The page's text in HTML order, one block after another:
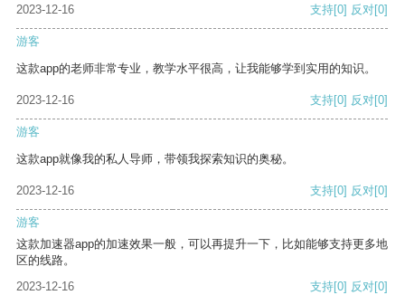
2023-12-16 支持[0] 反对[0]
游客
这款app的老师非常专业，教学水平很高，让我能够学到实用的知识。
2023-12-16 支持[0] 反对[0]
游客
这款app就像我的私人导师，带领我探索知识的奥秘。
2023-12-16 支持[0] 反对[0]
游客
这款加速器app的加速效果一般，可以再提升一下，比如能够支持更多地
区的线路。
2023-12-16
支持[0] 反对[0]